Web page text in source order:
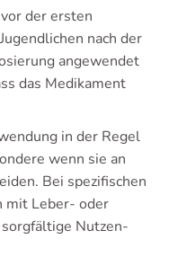
der ersten
nach der
angewendet
das Medikament
in der Regel
wenn sie an
Bei spezifischen
mit Leber- oder
Nutzen-